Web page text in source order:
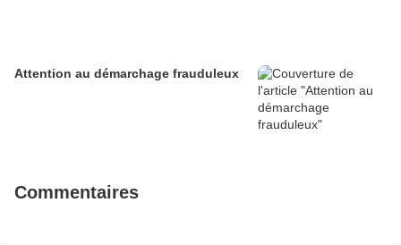
Attention au démarchage frauduleux
Commentaires